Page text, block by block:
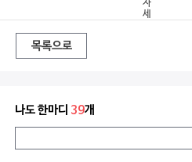
목록으로
나도 한마디 39개